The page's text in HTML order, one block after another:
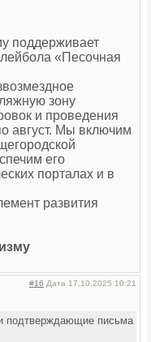
поддерживает
«Песочная
зону
и проведения
август. Мы включим
его
порталах и в
развития
#16 Дата 17.10.2025 10:21
подтверждающие письма